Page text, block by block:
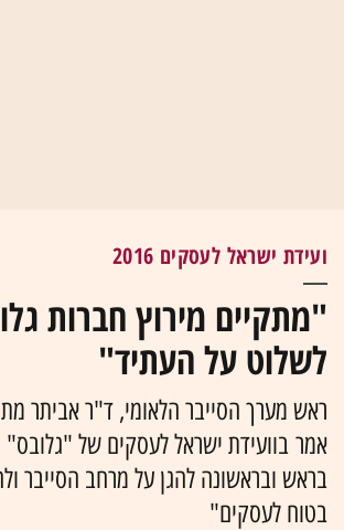
ועידת ישראל לעסקים 2016
"מתקיים מירוץ חברות
לשלוט על העתיד"
ראש מערך הסייבר הלאומי, ד"ר אביתר
אמר בוועידת ישראל לעסקים של "גלובס"
בראש ובראשונה להגן על מרחב הסייבר
בטוח לעסקים"